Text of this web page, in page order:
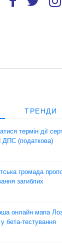
ТРЕНДИ
термін дії
(податкова)
громада
загиблих
онлайн мапа
бета-тестування